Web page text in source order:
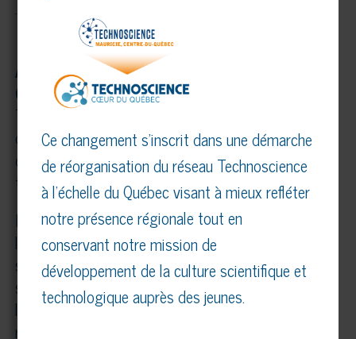
À propos du Technoscience Mauricie, Centre-du-
Québec et du Réseau Technoscience
Technoscience Mauricie, Centre-du-Québec est un
organisme à but non lucratif dont la mission est
de faire la promotion de la science et des
technologies, principalement auprès des jeunes.
Fort de ses membres présents partout au Québec,
le Réseau Technoscience a pour mission de
stimuler et de transmettre la passion des
sciences, de la technologie et de l’innovation chez
les jeunes tout en encourageant l’émergence d’une
relève scientifique. Chaque année, c’est près de
Ce changement s’inscrit dans une démarche
de réorganisation du réseau Technoscience
à l’échelle du Québec visant à mieux refléter
notre présence régionale tout en
conservant notre mission de
développement de la culture scientifique et
technologique auprès des jeunes.